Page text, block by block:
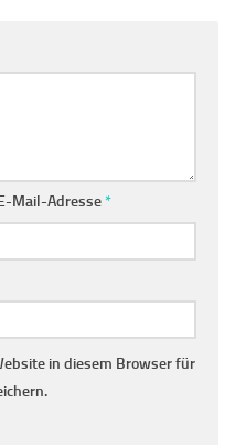
Mail-Adresse*
in diesem Browser für